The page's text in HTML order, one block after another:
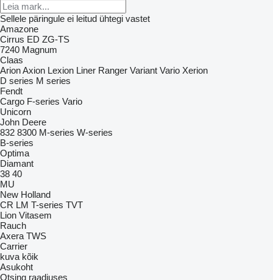
Sellele päringule ei leitud ühtegi vastet
Amazone
Cirrus ED ZG-TS
7240 Magnum
Claas
ArionAxion Lexion Liner Ranger Variant Vario Xerion
D series M series
Fendt
Cargo F-series Vario
Unicorn
John Deere
832 8300 M-series W-series
B-series
Optima
Diamant
38 40
MU
New Holland
CR LM T-series TVT
Lion Vitasem
Rauch
Axera TWS
Carrier
kuva kõik
Asukoht
Otsing raadiuses